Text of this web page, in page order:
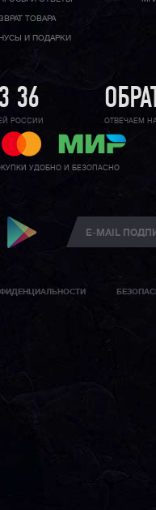
ТОВАРА
И ПОДАРКИ
36
РОССИИ ОТВЕЧАЕМ
УДОБНО И БЕЗОПАСНО